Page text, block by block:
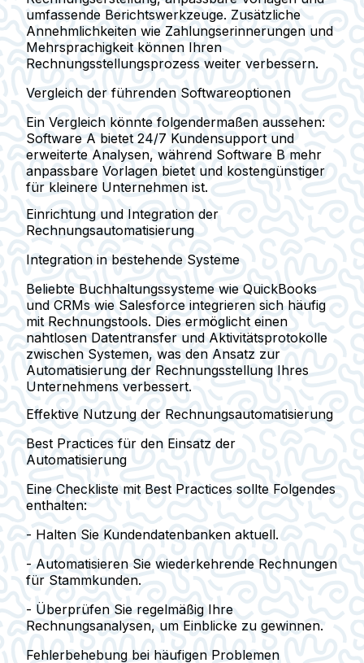
umfassende Berichtswerkzeuge. Zusätzliche
Annehmlichkeiten wie Zahlungserinnerungen und
Mehrsprachigkeit können Ihren
Rechnungsstellungsprozess weiter verbessern.
Vergleich der führenden Softwareoptionen
Ein Vergleich könnte folgendermaßen aussehen:
Software A bietet 24/7 Kundensupport und
erweiterte Analysen, während Software B mehr
anpassbare Vorlagen bietet und kostengünstiger
für kleinere Unternehmen ist.
Einrichtung und Integration der
Rechnungsautomatisierung
Integration in bestehende Systeme
Beliebte Buchhaltungssysteme wie QuickBooks
und CRMs wie Salesforce integrieren sich häufig
mit Rechnungstools. Dies ermöglicht einen
nahtlosen Datentransfer und Aktivitätsprotokolle
zwischen Systemen, was den Ansatz zur
Automatisierung der Rechnungsstellung Ihres
Unternehmens verbessert.
Effektive Nutzung der Rechnungsautomatisierung
Best Practices für den Einsatz der
Automatisierung
Eine Checkliste mit Best Practices sollte Folgendes
enthalten:
- Halten Sie Kundendatenbanken aktuell.
- Automatisieren Sie wiederkehrende Rechnungen
für Stammkunden.
- Überprüfen Sie regelmäßig Ihre
Rechnungsanalysen, um Einblicke zu gewinnen.
Fehlerbehebung bei häufigen Problemen